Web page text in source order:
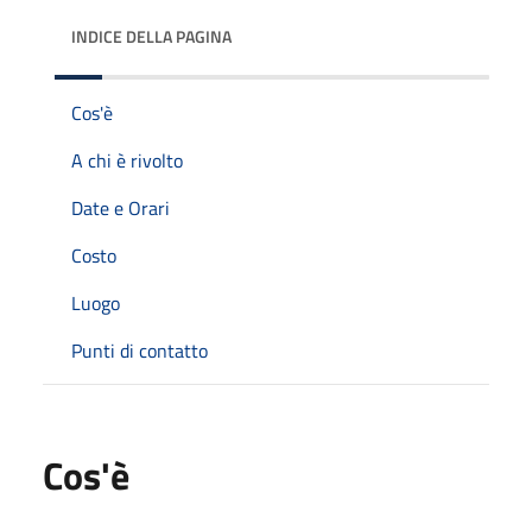
INDICE DELLA PAGINA
Cos'è
A chi è rivolto
Date e Orari
Costo
Luogo
Punti di contatto
Cos'è